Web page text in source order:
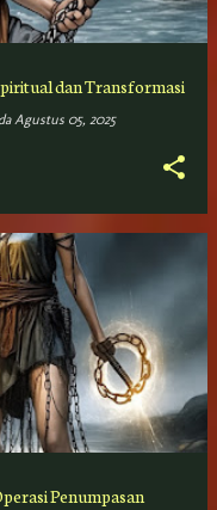
dan Transformasi
Agustus 05, 2025
Penumpasan